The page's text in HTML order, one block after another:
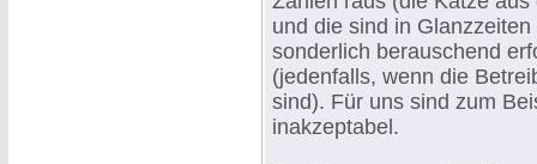
und die sind in
sonderlich berauschend
(jedenfalls, wenn die
sind). Für uns sind zum
inakzeptabel.